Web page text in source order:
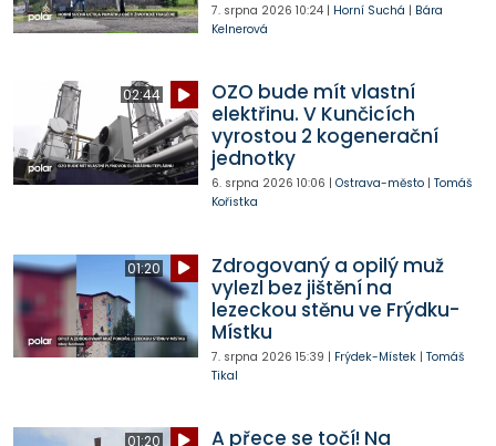
7. srpna 2026 10:24| Horní Suchá | Bára
Kelnerová
02:44
OZO bude mít vlastní
elektřinu. V Kunčicích
vyrostou 2 kogenerační
jednotky
6. srpna 2026 10:06 | Ostrava-město| Tomáš
Kořistka
01:20
Zdrogovaný a opilý muž
vylezl bez jištění na
lezeckou stěnu ve Frýdku-
Místku
7. srpna 2026 15:39 | Frýdek-Místek| Tomáš
Tikal
01:20 A přece se točí! Na